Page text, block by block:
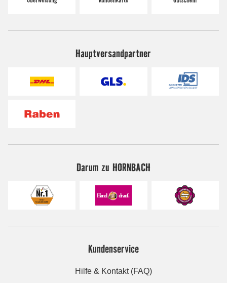
Hauptversandpartner
Darum zu HORNBACH
Kundenservice
Hilfe & Kontakt (FAQ)